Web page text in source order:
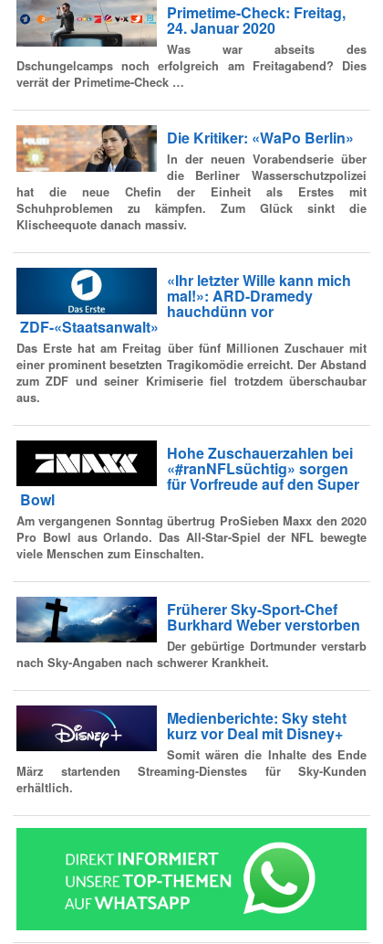
Primetime-Check: Freitag,
24. Januar 2020
Was war abseits des
Dschungelcamps noch erfolgreich am Freitagabend? Dies
verrät der Primetime-Check …
Die Kritiker: «WaPo Berlin»
In der neuen Vorabendserie über
die Berliner Wasserschutzpolizei
hat die neue Chefin der Einheit als Erstes mit
Schuhproblemen zu kämpfen. Zum Glück sinkt die
Klischeequote danach massiv.
«Ihr letzter Wille kann mich
mal!»: ARD-Dramedy
hauchdünn vor
ZDF-«Staatsanwalt»
Das Erste hat am Freitag über fünf Millionen Zuschauer mit
einer prominent besetzten Tragikomödie erreicht. Der Abstand
zum ZDF und seiner Krimiserie fiel trotzdem überschaubar
aus.
Hohe Zuschauerzahlen bei
«#ranNFLsüchtig» sorgen
für Vorfreude auf den Super
Bowl
Am vergangenen Sonntag übertrug ProSieben Maxx den 2020
Pro Bowl aus Orlando. Das All-Star-Spiel der NFL bewegte
viele Menschen zum Einschalten.
Früherer Sky-Sport-Chef
Burkhard Weber verstorben
Der gebürtige Dortmunder verstarb
nach Sky-Angaben nach schwerer Krankheit.
Medienberichte: Sky steht
kurz vor Deal mit Disney+
Somit wären die Inhalte des Ende
März startenden Streaming-Dienstes für Sky-Kunden
erhältlich.